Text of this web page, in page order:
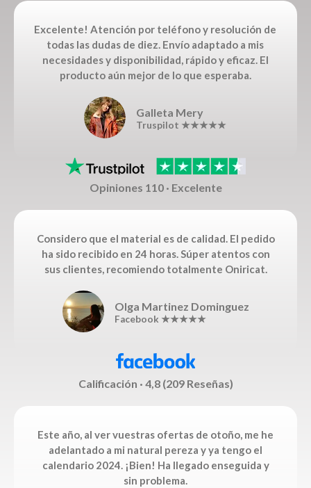
Excelente! Atención por teléfono y resolución de
todas las dudas de diez. Envío adaptado a mis
necesidades y disponibilidad, rápido y eficaz. El
producto aún mejor de lo que esperaba.
Galleta Mery
Truspilot ★★★★★
Opiniones 110 · Excelente
Considero que el material es de calidad. El pedido
ha sido recibido en 24 horas. Súper atentos con
sus clientes, recomiendo totalmente Oniricat.
Olga Martinez Dominguez
Facebook ★★★★★
Calificación · 4,8 (209 Reseñas)
Este año, al ver vuestras ofertas de otoño, me he
adelantado a mi natural pereza y ya tengo el
calendario 2024. ¡Bien! Ha llegado enseguida y
sin problema.